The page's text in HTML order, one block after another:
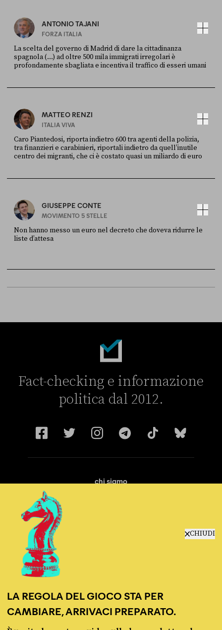
CHIUDI
LA REGOLA DEL GIOCO STA PER
CAMBIARE, ARRIVACI PREPARATO.
ANTONIO TAJANI
FORZA ITALIA
La scelta del governo di Madrid di dare la cittadinanza
spagnola (...) ad oltre 500 mila immigrati irregolari è
profondamente sbagliata e incentiva il traffico di esseri umani
MATTEO RENZI
ITALIA VIVA
Caro Piantedosi, riporta indietro 600 tra agenti della polizia,
tra finanzieri e carabinieri, riportali indietro da quell’inutile
centro dei migranti, che ci è costato quasi un miliardo di euro
GIUSEPPE CONTE
MOVIMENTO 5 STELLE
Non hanno messo un euro nel decreto che doveva ridurre le
liste d’attesa
Fact-checking e informazione
politica dal 2012.
chi siamo